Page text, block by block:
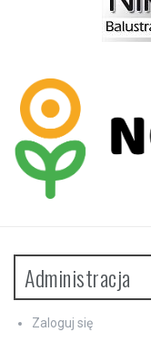
Administracja
Zaloguj się